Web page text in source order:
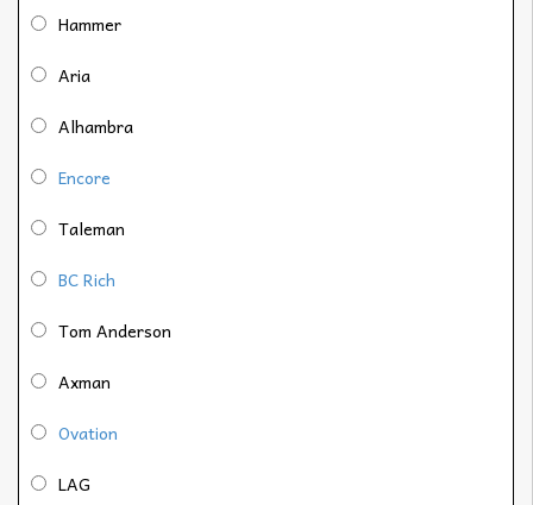
Hammer
Aria
Alhambra
Encore
Taleman
BC Rich
Tom Anderson
Axman
Ovation
LAG